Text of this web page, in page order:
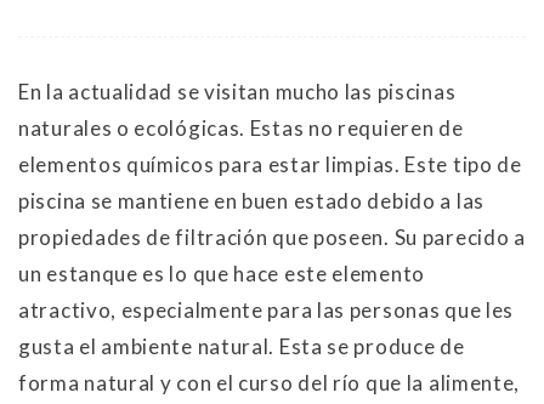
En la actualidad se visitan mucho las piscinas
naturales o ecológicas. Estas no requieren de
elementos químicos para estar limpias. Este tipo de
piscina se mantiene en buen estado debido a las
propiedades de filtración que poseen. Su parecido a
un estanque es lo que hace este elemento
atractivo, especialmente para las personas que les
gusta el ambiente natural. Esta se produce de
forma natural y con el curso del río que la alimente,